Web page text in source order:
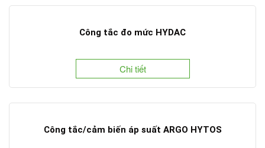
Công tắc đo mức HYDAC
Chi tiết
Công tắc/cảm biến áp suất ARGO HYTOS